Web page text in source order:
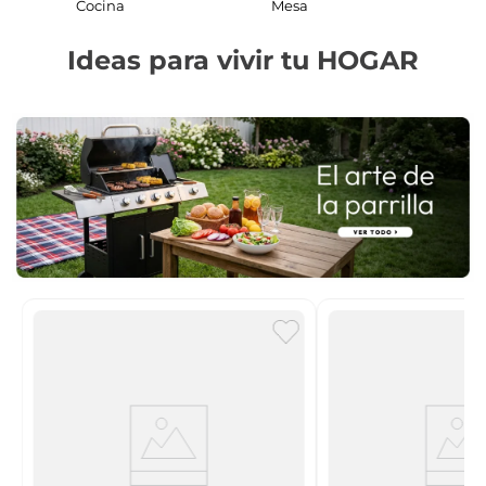
Cocina Mesa
Ideas para vivir tu HOGAR